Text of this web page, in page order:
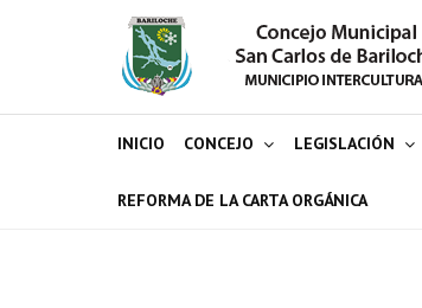
INICIO CONCEJO LEGISLACIÓN
REFORMA DE LA CARTA ORGÁNICA